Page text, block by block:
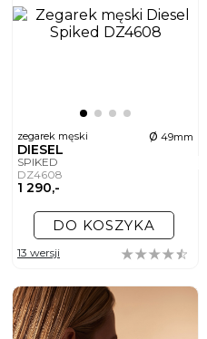
zegarek męski ø 49mm
DIESEL
SPIKED
DZ4608
1 290,-
DO KOSZYKA
13 wersji